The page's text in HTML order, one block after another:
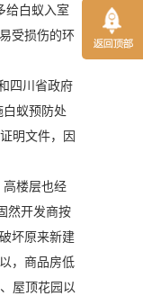
给白蚁入室
受损伤的环
四川省政府
蚁预防处
明文件，因
楼层也经
然开发商按
坏原来新建
，商品房低
屋顶花园以